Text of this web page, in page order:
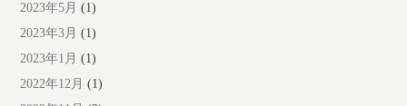
2023年5月 (1)
2023年3月 (1)
2023年1月 (1)
2022年12月 (1)